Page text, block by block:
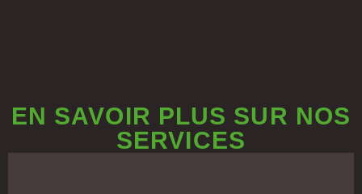
EN SAVOIR PLUS SUR NOS
SERVICES